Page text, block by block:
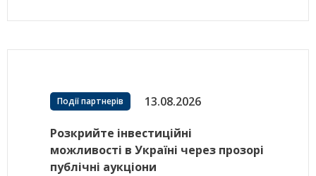
Події партнерів 13.08.2026
Розкрийте інвестиційні
можливості в Україні через прозорі
публічні аукціони